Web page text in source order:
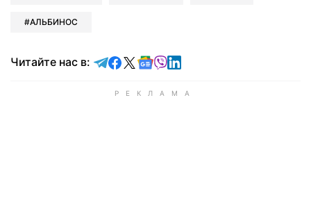
АЛЬБИНОС
Читайте нас в: Читайте в Telegram
Читайте в Facebook
Читайте в X
Читайте в Google news
Читайте в Viber
Читайте в LinkedIn